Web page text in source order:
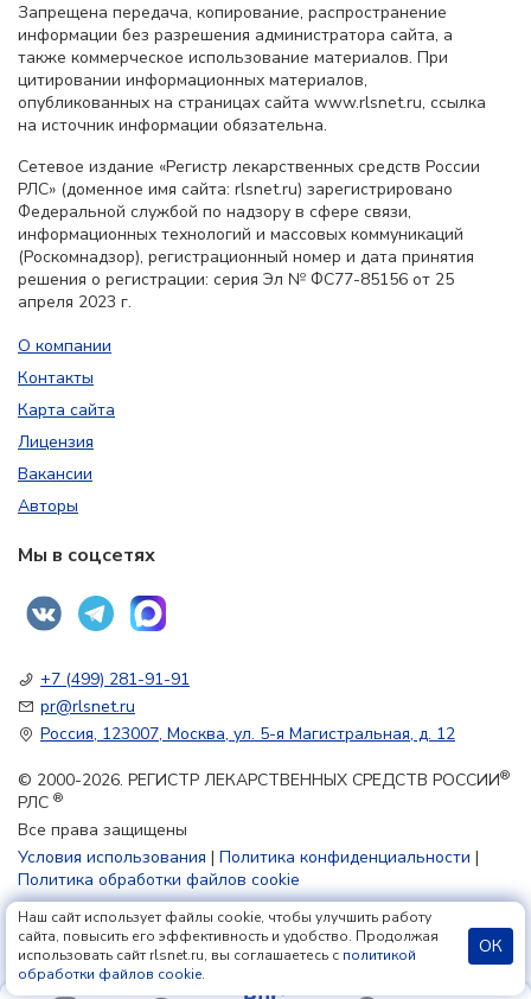
Запрещена передача, копирование, распространение
информации без разрешения администратора сайта, а
также коммерческое использование материалов. При
цитировании информационных материалов,
опубликованных на страницах сайта www.rlsnet.ru, ссылка
на источник информации обязательна.
Сетевое издание «Регистр лекарственных средств России
РЛС» (доменное имя сайта: rlsnet.ru) зарегистрировано
Федеральной службой по надзору в сфере связи,
информационных технологий и массовых коммуникаций
(Роскомнадзор), регистрационный номер и дата принятия
решения о регистрации: серия Эл № ФС77-85156 от 25
апреля 2023 г.
О компании
Контакты
Карта сайта
Лицензия
Вакансии
Авторы
Мы в соцсетях
+7 (499) 281-91-91
pr@rlsnet.ru
Россия, 123007, Москва, ул. 5-я Магистральная, д. 12
© 2000-2026. РЕГИСТР ЛЕКАРСТВЕННЫХ СРЕДСТВ РОССИИ®
РЛС ®
Все права защищены
Условия использования | Политика конфиденциальности |
Политика обработки файлов cookie
18+
Наш сайт использует файлы cookie, чтобы улучшить работу
сайта, повысить его эффективность и удобство. Продолжая
использовать сайт rlsnet.ru, вы соглашаетесь с политикой
обработки файлов cookie.
ОК